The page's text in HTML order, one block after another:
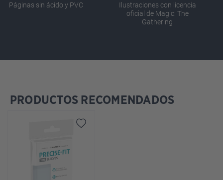
Páginas sin ácido y PVC
Ilustraciones con licencia
oficial de Magic: The
Gathering
Omitir la galería de productos
PRODUCTOS RECOMENDADOS